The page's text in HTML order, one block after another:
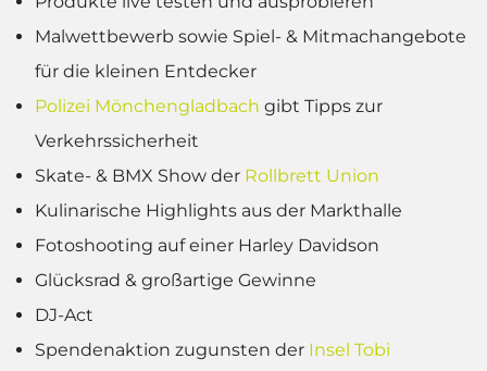
Malwettbewerb sowie Spiel- & Mitmachangebote
für die kleinen Entdecker
Polizei Mönchengladbach gibt Tipps zur
Verkehrssicherheit
Skate- & BMX Show der Rollbrett Union
Kulinarische Highlights aus der Markthalle
Fotoshooting auf einer Harley Davidson
Glücksrad & großartige Gewinne
DJ-Act
Spendenaktion zugunsten der Insel Tobi